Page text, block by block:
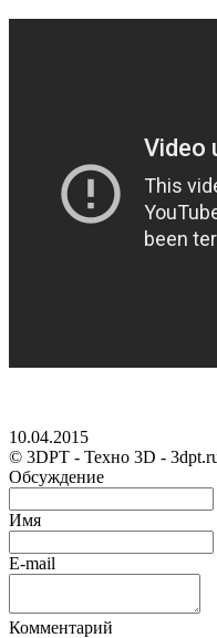
10.04.2015
© 3DPT - Техно 3D -
Обсуждение
Имя
E-mail
Комментарий